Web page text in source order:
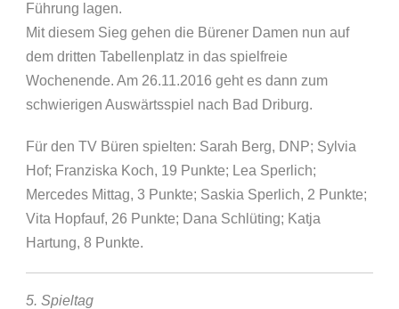
Führung lagen.
Mit diesem Sieg gehen die Bürener Damen nun auf
dem dritten Tabellenplatz in das spielfreie
Wochenende. Am 26.11.2016 geht es dann zum
schwierigen Auswärtsspiel nach Bad Driburg.
Für den TV Büren spielten: Sarah Berg, DNP; Sylvia
Hof; Franziska Koch, 19 Punkte; Lea Sperlich;
Mercedes Mittag, 3 Punkte; Saskia Sperlich, 2 Punkte;
Vita Hopfauf, 26 Punkte; Dana Schlüting; Katja
Hartung, 8 Punkte.
5. Spieltag